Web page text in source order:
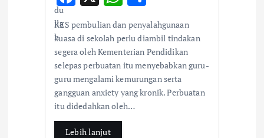
ac
e
b
o
o
k
at
s
A
p
p
h
ar
e
KES pembulian dan penyalahgunaan
kuasa di sekolah perlu diambil tindakan
segera oleh Kementerian Pendidikan
selepas perbuatan itu menyebabkan guru-
guru mengalami kemurungan serta
gangguan anxiety yang kronik. Perbuatan
itu didedahkan oleh…
Lebih lanjut